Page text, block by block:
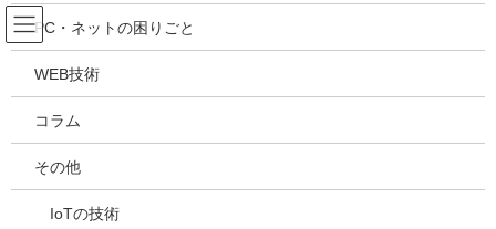
コ
ン
テ
ツ
ス
ッ
ナ
ビ
ゲ
シ
ン
移
吉川万能ＩＴ研究所
メディア
HOME
2022年8月5日 / 最終更新日時 :
PC・ネットの困りごと
WEB技術
コラム
その他
IoTの技術